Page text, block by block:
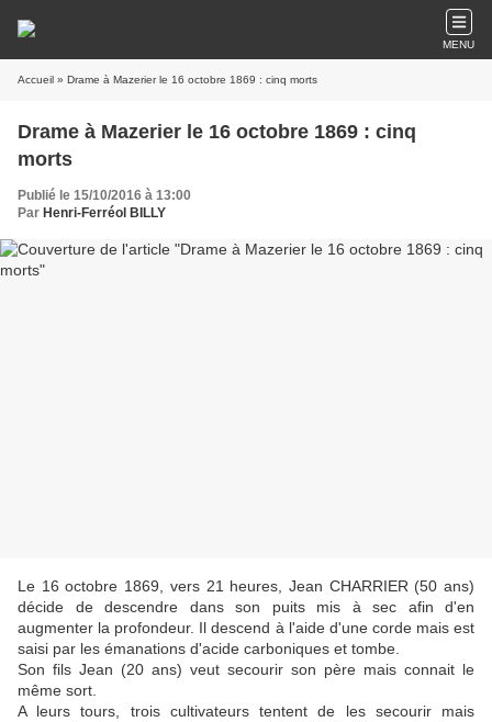
MENU
Accueil » Drame à Mazerier le 16 octobre 1869 : cinq morts
Drame à Mazerier le 16 octobre 1869 : cinq
morts
Publié le 15/10/2016 à 13:00
Par Henri-Ferréol BILLY
Le 16 octobre 1869, vers 21 heures, Jean CHARRIER (50 ans)
décide de descendre dans son puits mis à sec afin d'en
augmenter la profondeur. Il descend à l'aide d'une corde mais est
saisi par les émanations d'acide carboniques et tombe.
Son fils Jean (20 ans) veut secourir son père mais connait le
même sort.
A leurs tours, trois cultivateurs tentent de les secourir mais